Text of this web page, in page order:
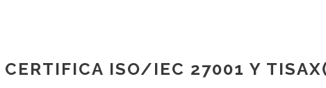
ISO/IEC 27001 Y